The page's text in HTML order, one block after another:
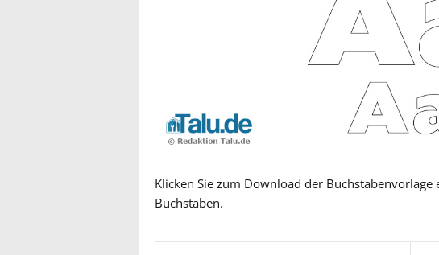
Klicken Sie zum Download der
Buchstaben.